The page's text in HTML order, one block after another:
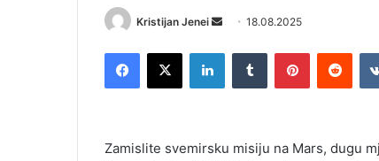
Kristijan Jenei
d
e
18.08.2025
Zamislite svemirsku misiju na Mars, dugu